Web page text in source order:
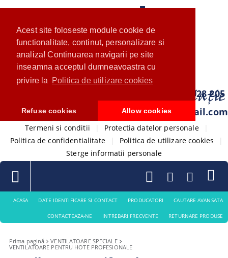
Acest site foloseste module cookie de
functionalitate, continut, personalizare si
analiza! Continuarea navigarii pe site
inseamna acceptul dumneavoastra cu
privire la
Politica de utilizare cookies
Refuse cookies Allow cookies
0733 028 205
com.ventistore@gmail.com
Termeni si conditii Protectia datelor personale
Politica de confidentialitate
Politica de utilizare cookies
Sterge informatii personale
ACASA DATE IDENTIFICARE SI CONTACT PRODUCATORI CAUTARE AVANSATA
CONTACTEAZA-NE INTREBARI FRECVENTE RETURNARE PRODUSE
Prima pagină
VENTILATOARE SPECIALE
VENTILATOARE PENTRU HOTE PROFESIONALE